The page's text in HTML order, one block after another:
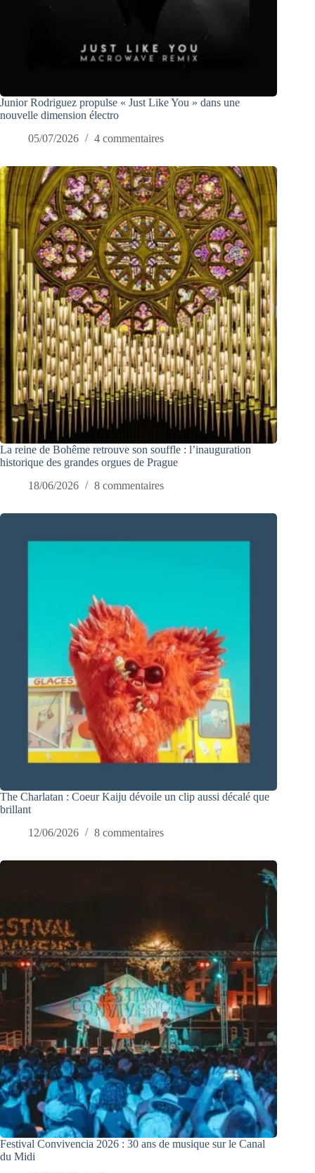
Junior Rodriguez propulse « Just Like You » dans une
nouvelle dimension électro
05/07/2026
4 commentaires
La reine de Bohême retrouve son souffle : l’inauguration
historique des grandes orgues de Prague
18/06/2026
8 commentaires
The Charlatan : Coeur Kaiju dévoile un clip aussi décalé que
brillant
12/06/2026
8 commentaires
Festival Convivencia 2026 : 30 ans de musique sur le Canal
du Midi